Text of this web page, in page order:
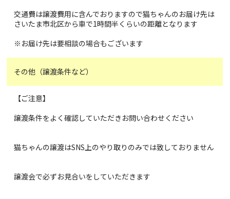
交通費は譲渡費用に含んでおりますので猫ちゃんのお届け先は
さいたま市北区から車で1時間半くらいの距離となります
※お届け先は要相談の場合もございます
その他（譲渡条件など）
【ご注意】
譲渡条件をよく確認していただきお問い合わせください
猫ちゃんの譲渡はSNS上のやり取りのみでは致しておりません
譲渡会で必ずお見合いをしていただきます